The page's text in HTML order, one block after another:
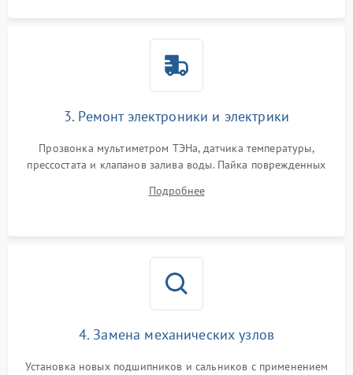
3. Ремонт электроники и электрики
Прозвонка мультиметром ТЭНа, датчика температуры,
прессостата и клапанов залива воды. Пайка поврежденных
Восстановление целостности проводки и контактов.
Подробнее
4. Замена механических узлов
Установка новых подшипников и сальников с применением